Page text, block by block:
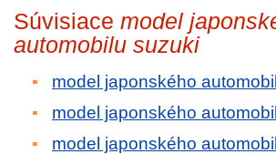
Súvisiace model
automobilu suzuki
model japonského
model japonského
model japonského